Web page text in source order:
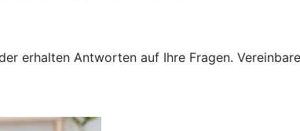
erhalten Antworten auf Ihre Fragen.